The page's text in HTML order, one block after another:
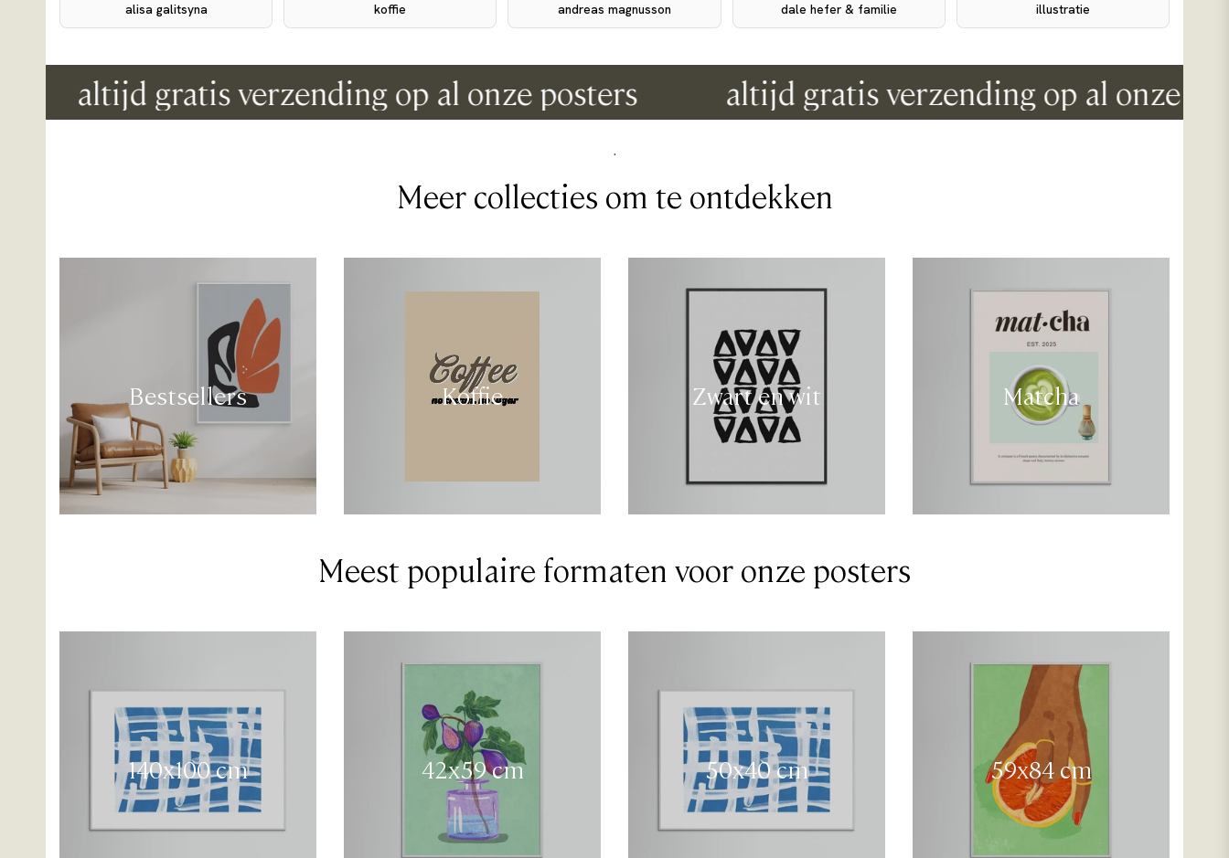
alisa galitsyna koffie andreas magnusson dale hefer & familie illustratie
altijd gratis verzending op al onze posters altijd gratis verzending op al onze posters
.
Meer collecties om te ontdekken
Bestsellers Koffie Zwart en wit Matcha
Meest populaire formaten voor onze posters
140x100 cm 42x59 cm 50x40 cm 59x84 cm